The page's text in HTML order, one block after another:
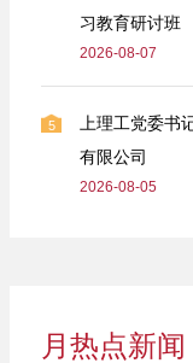
习教育研讨班
2026-08-07
5
上理工党委书
有限公司
2026-08-05
月热点新闻